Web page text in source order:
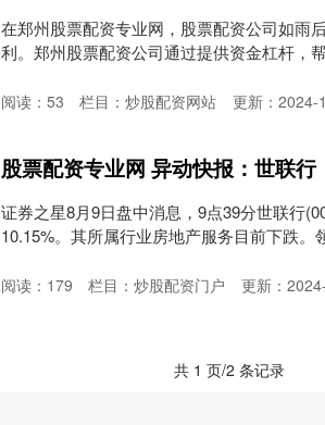
在郑州股票配资专业网，股票配资公司如雨
利。郑州股票配资公司通过提供资金杠杆，
更新：2024-
阅读： 53 栏目： 炒股配资网站
证券之星8月9日盘中消息，9点39分世联行
10.15%。其所属行业房地产服务目前下跌。
更新：
阅读： 179 栏目： 炒股配资门户
共 1 页/2 条记录